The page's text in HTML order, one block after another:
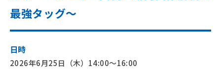
沿革
環境/CSR活動
最強タッグ～
日時
2026年6月25日（木）14:00～16:00